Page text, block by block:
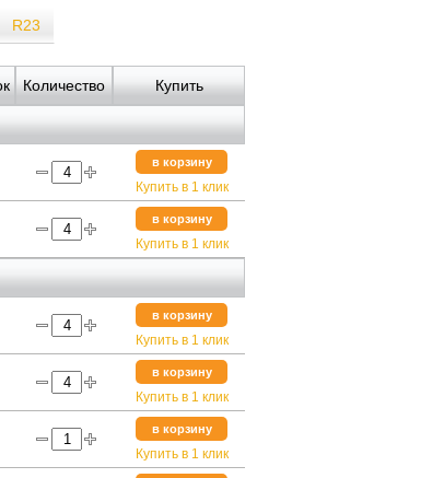
R23
Количество Купить
в корзину
Купить в 1 клик
в корзину
Купить в 1 клик
в корзину
Купить в 1 клик
в корзину
Купить в 1 клик
в корзину
Купить в 1 клик